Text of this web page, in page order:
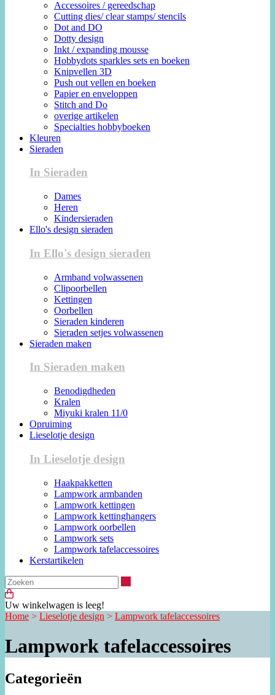
Accessoires / gereedschap
Cutting dies/ clear stamps/ stencils
Dot and DO
Dotty design
Inkt / expanding mousse
Hobbydots sparkles sets en boeken
Knipvellen 3D
Push out vellen en boeken
Papier en enveloppen
Stitch and Do
overige artikelen
Specialties hobbyboeken
Kleuren
Sieraden
In Sieraden
Dames
Heren
Kindersieraden
Ello's design sieraden
In Ello's design sieraden
Armband volwassenen
Clipoorbellen
Kettingen
Oorbellen
Sieraden kinderen
Sieraden setjes volwassenen
Sieraden maken
In Sieraden maken
Benodigdheden
Kralen
Miyuki kralen 11/0
Opruiming
Lieselotje design
In Lieselotje design
Haakpakketten
Lampwork armbanden
Lampwork kettingen
Lampwork kettinghangers
Lampwork oorbellen
Lampwork sets
Lampwork tafelaccessoires
Kerstartikelen
Uw winkelwagen is leeg!
Home > Lieselotje design > Lampwork tafelaccessoires
Lampwork tafelaccessoires
Categorieën